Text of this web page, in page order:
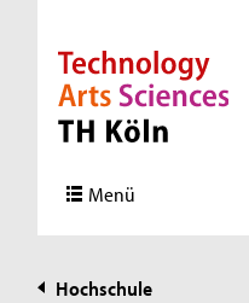
Direkt zur Hauptnavigation
Direkt zur Subnavigation
Direkt zum Inhalt
Direkt zum Fußbereich
Menü
Hochschule